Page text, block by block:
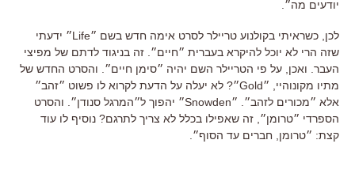
יודעים מה״.
לכן, כשראיתי בקולנוע טריילר לסרט אימה חדש בשם ״Life״ ידעתי
שזה הרי לא יוכל להיקרא בעברית ״חיים״. זה בניגוד לדתם של מפיצי
העבר. ואכן, על פי הטריילר השם יהיה ״סימן חיים״. והסרט החדש של
מתיו מקונוהיי, ״Gold״? לא יעלה על הדעת לקרוא לו פשוט ״זהב״
אלא ״מכורים לזהב״. ״Snowden״ יהפוך ל״המרגל סנודן״. והסרט
הספרדי ״טרומן״, זה שאפילו בכלל לא צריך לתרגם? נוסיף לו עוד
קצת: ״טרומן, חברים עד הסוף״.